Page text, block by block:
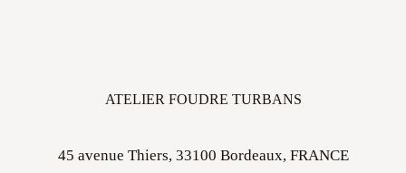
ATELIER FOUDRE TURBANS
45 avenue Thiers, 33100 Bordeaux, FRANCE